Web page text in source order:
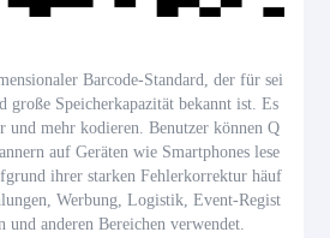
Barcode-Standard, der für sei
große Speicherkapazität bekannt ist. Es
und mehr kodieren. Benutzer können Q
auf Geräten wie Smartphones lese
ihrer starken Fehlerkorrektur häuf
Werbung, Logistik, Event-Regist
und anderen Bereichen verwendet.